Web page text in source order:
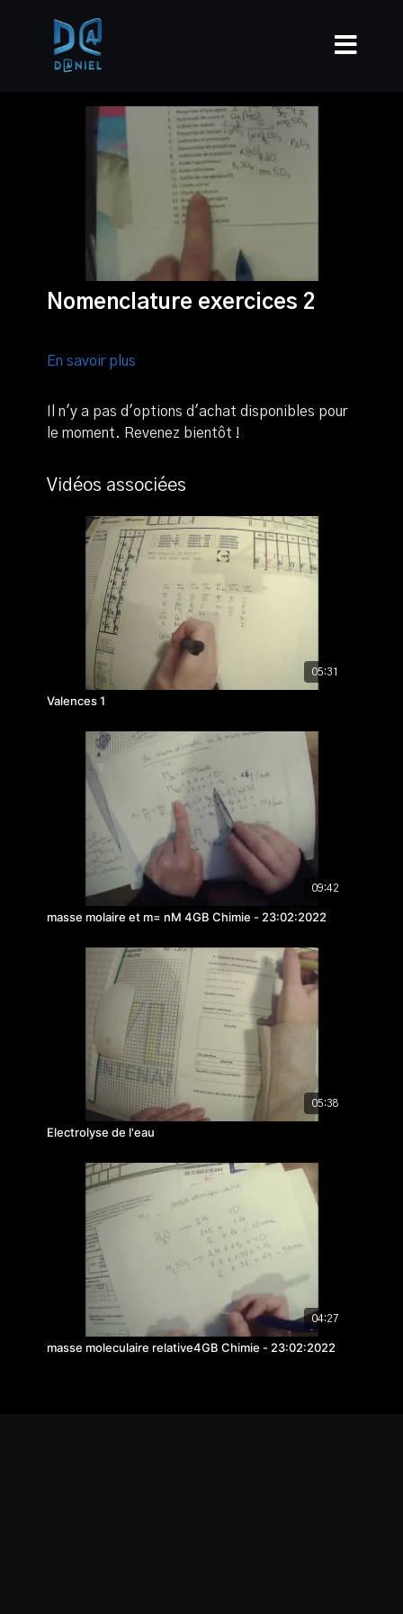
Nomenclature exercices 2
En savoir plus
Il n'y a pas d'options d'achat disponibles pour
le moment. Revenez bientôt !
Vidéos associées
05:31
Valences 1
09:42
masse molaire et m= nM 4GB Chimie - 23:02:2022
05:38
Electrolyse de l'eau
04:27
masse moleculaire relative4GB Chimie - 23:02:2022